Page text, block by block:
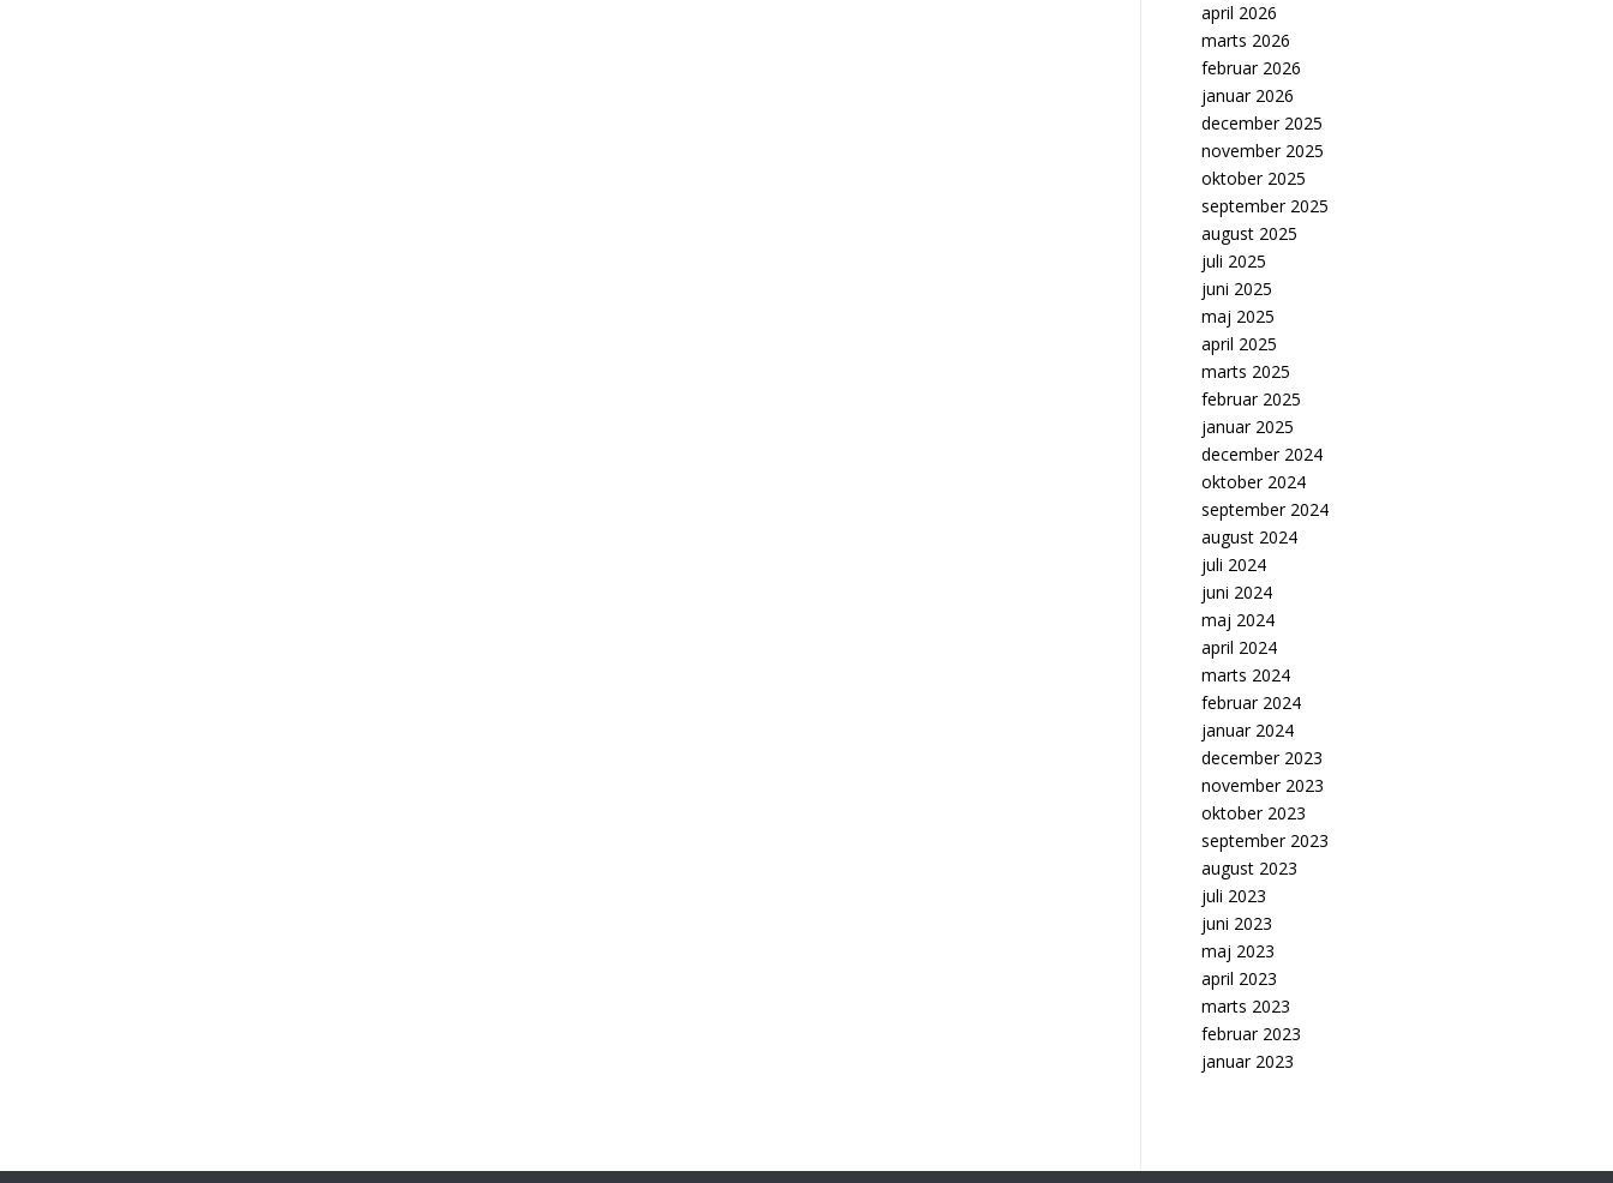
april 2026
marts 2026
februar 2026
januar 2026
december 2025
november 2025
oktober 2025
september 2025
august 2025
juli 2025
juni 2025
maj 2025
april 2025
marts 2025
februar 2025
januar 2025
december 2024
oktober 2024
september 2024
august 2024
juli 2024
juni 2024
maj 2024
april 2024
marts 2024
februar 2024
januar 2024
december 2023
november 2023
oktober 2023
september 2023
august 2023
juli 2023
juni 2023
maj 2023
april 2023
marts 2023
februar 2023
januar 2023